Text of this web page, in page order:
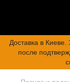
Доставка в
после